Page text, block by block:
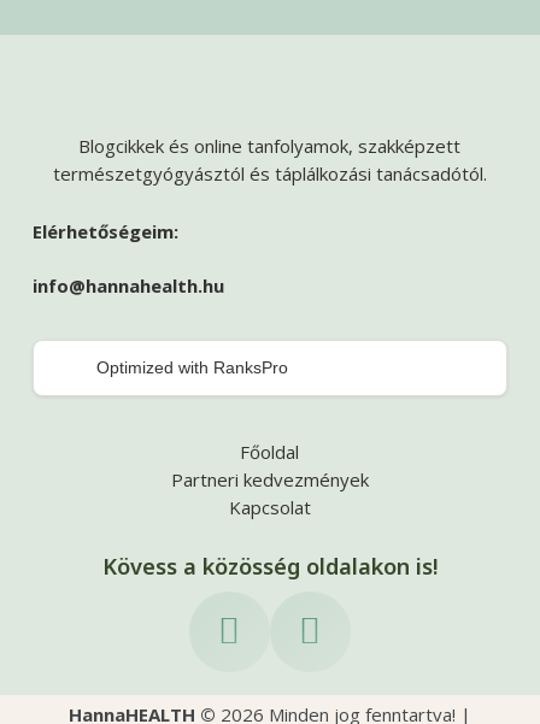
Blogcikkek és online tanfolyamok, szakképzett
természetgyógyásztól és táplálkozási tanácsadótól.
Elérhetőségeim:
info@hannahealth.hu
Optimized with RanksPro
Főoldal
Partneri kedvezmények
Kapcsolat
Kövess a közösség oldalakon is!
HannaHEALTH © 2026 Minden jog fenntartva! |